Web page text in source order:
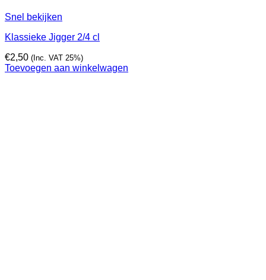
Snel bekijken
Klassieke Jigger 2/4 cl
€2,50 (Inc. VAT 25%)
Toevoegen aan winkelwagen